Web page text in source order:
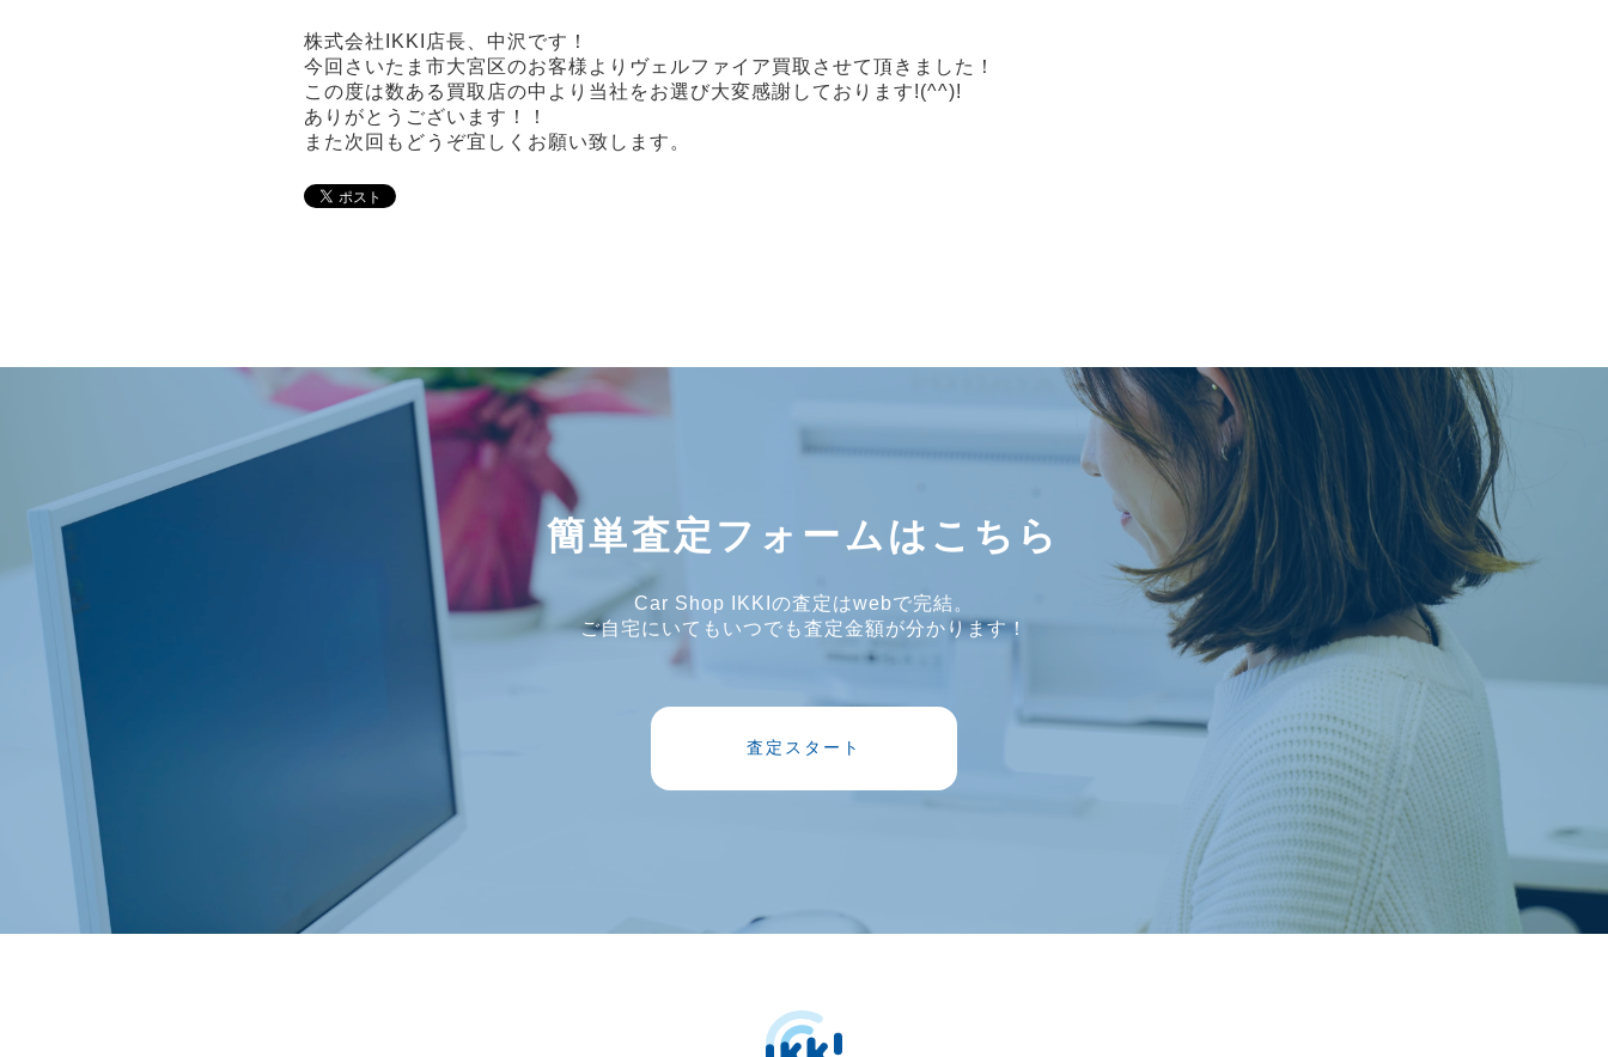
株式会社IKKI店長、中沢です！
今回さいたま市大宮区のお客様よりヴェルファイア買取させて頂きました！
この度は数ある買取店の中より当社をお選び大変感謝しております!(^^)!
ありがとうございます！！
また次回もどうぞ宜しくお願い致します。
簡単査定フォームはこちら
Car Shop IKKIの査定はwebで完結。
ご自宅にいてもいつでも査定金額が分かります！
査定スタート